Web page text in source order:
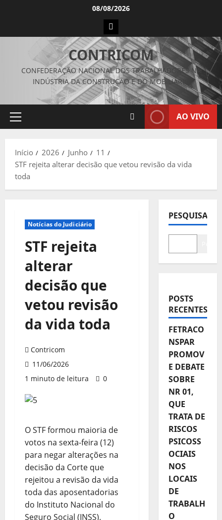
08/08/2026
Instagram
CONTRICOM
CONFEDERAÇÃO NACIONAL DOS TRABALHADORES NA
INDÚSTRIA DA CONSTRUÇÃO E DO MOBILIÁRIO
Menu
AO VIVO
Início 2026 Junho
11
STF rejeita alterar decisão que vetou revisão da vida
toda
Notícias do Judiciário
STF rejeita
alterar
decisão que
vetou revisão
da vida toda
Contricom
11/06/2026
1 minuto de leitura
0
O STF formou maioria de
votos na sexta-feira (12)
para negar alterações na
decisão da Corte que
rejeitou a revisão da vida
toda das aposentadorias
do Instituto Nacional do
Seguro Social (INSS).
PESQUISAR
POSTS
RECENTES
FETRACO
NSPAR
PROMOV
E DEBATE
SOBRE
NR 01,
QUE
TRATA DE
RISCOS
PSICOSS
OCIAIS
NOS
LOCAIS
DE
TRABALH
O